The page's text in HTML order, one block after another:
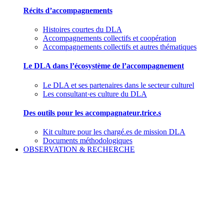
Récits d’accompagnements
Histoires courtes du DLA
Accompagnements collectifs et coopération
Accompagnements collectifs et autres thématiques
Le DLA dans l’écosystème de l’accompagnement
Le DLA et ses partenaires dans le secteur culturel
Les consultant·es culture du DLA
Des outils pour les accompagnateur.trice.s
Kit culture pour les chargé.es de mission DLA
Documents méthodologiques
OBSERVATION & RECHERCHE